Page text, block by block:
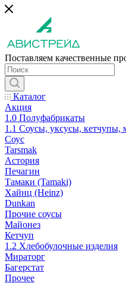
Поставляем качественные
Каталог
Акция
1.0 Полуфабрикаты
1.1 Соусы, уксусы, кетчупы,
Соус
Tarsmak
Астория
Печагин
Тамаки (Tamaki)
Хайнц (Heinz)
Dunkan
Прочие соусы
Майонез
Кетчуп
1.2 Хлебобулочные изделия
Мираторг
Багерстат
Прочее